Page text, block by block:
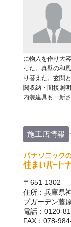
に物入を作り大
った。真壁の和
り替えた。玄関
関収納・間接照
内装建具も一新
施工店情報
〒651-1302
住所：兵庫県
プガーデン藤
電話：0120-
FAX：078-